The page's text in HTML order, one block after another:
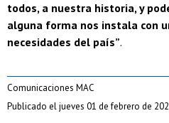
todos, a nuestra historia, y
alguna forma nos instala con
necesidades del país”.
Comunicaciones MAC
Publicado el jueves 01 de febrero de